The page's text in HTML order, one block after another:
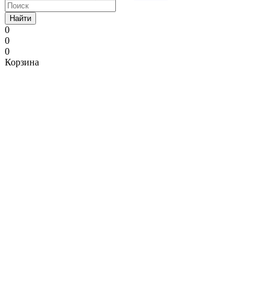
Найти
0
0
0
Корзина